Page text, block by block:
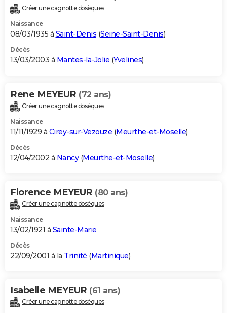
Créer une cagnotte obsèques
Naissance
08/03/1935 à Saint-Denis (Seine-Saint-Denis)
Décès
13/03/2003 à Mantes-la-Jolie (Yvelines)
Rene MEYEUR (72 ans)
Créer une cagnotte obsèques
Naissance
11/11/1929 à Cirey-sur-Vezouze (Meurthe-et-Moselle)
Décès
12/04/2002 à Nancy(Meurthe-et-Moselle)
Florence MEYEUR (80 ans)
Créer une cagnotte obsèques
Naissance
13/02/1921 à Sainte-Marie
Décès
22/09/2001 à la Trinité (Martinique)
Isabelle MEYEUR (61 ans)
Créer une cagnotte obsèques